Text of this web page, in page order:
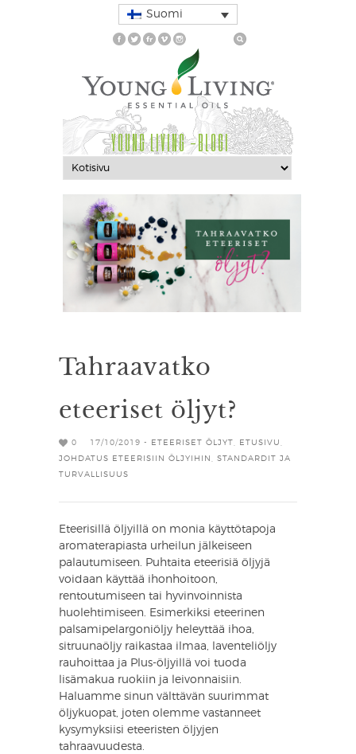
Suomi
YOUNG LIVING -BLOGI
Tahraavatko
eteeriset öljyt?
0 17/10/2019 - ETEERISET ÖLJYT ETUSIVU
JOHDATUS ETEERISIIN ÖLJYIHIN
STANDARDIT JA
TURVALLISUUS
Eteerisillä öljyillä on monia käyttötapoja
aromaterapiasta urheilun jälkeiseen
palautumiseen. Puhtaita eteerisiä öljyjä
voidaan käyttää ihonhoitoon,
rentoutumiseen tai hyvinvoinnista
huolehtimiseen. Esimerkiksi eteerinen
palsamipelargoniöljy heleyttää ihoa,
sitruunaöljy raikastaa ilmaa, laventeliöljy
rauhoittaa ja Plus-öljyillä voi tuoda
lisämakua ruokiin ja leivonnaisiin.
Haluamme sinun välttävän suurimmat
öljykuopat, joten olemme vastanneet
kysymyksiisi eteeristen öljyjen
tahraavuudesta.